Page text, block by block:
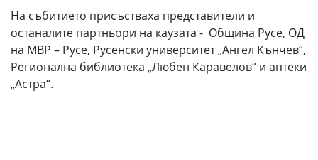
На събитието присъстваха представители и
останалите партньори на каузата - Община Русе, ОД
на МВР – Русе, Русенски университет „Ангел Кънчев“,
Регионална библиотека „Любен Каравелов“ и аптеки
„Астра“.